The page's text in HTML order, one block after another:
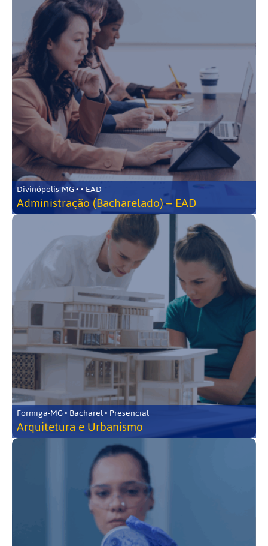
Divinópolis-MG • • EAD
Administração (Bacharelado) – EAD
Formiga-MG • Bacharel • Presencial
Arquitetura e Urbanismo